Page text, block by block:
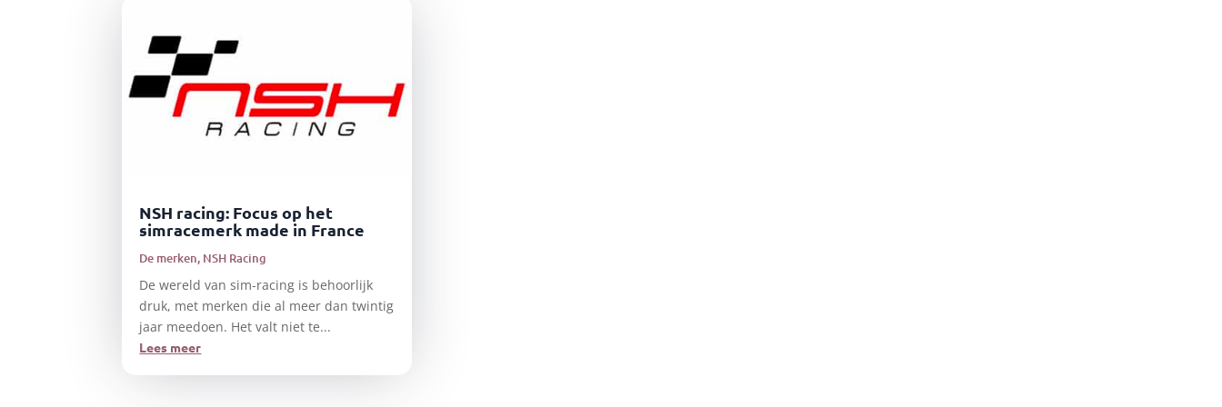
NSH racing: Focus op het
simracemerk made in France
De merken, NSH Racing
De wereld van sim-racing is behoorlijk
druk, met merken die al meer dan twintig
jaar meedoen. Het valt niet te...
Lees meer